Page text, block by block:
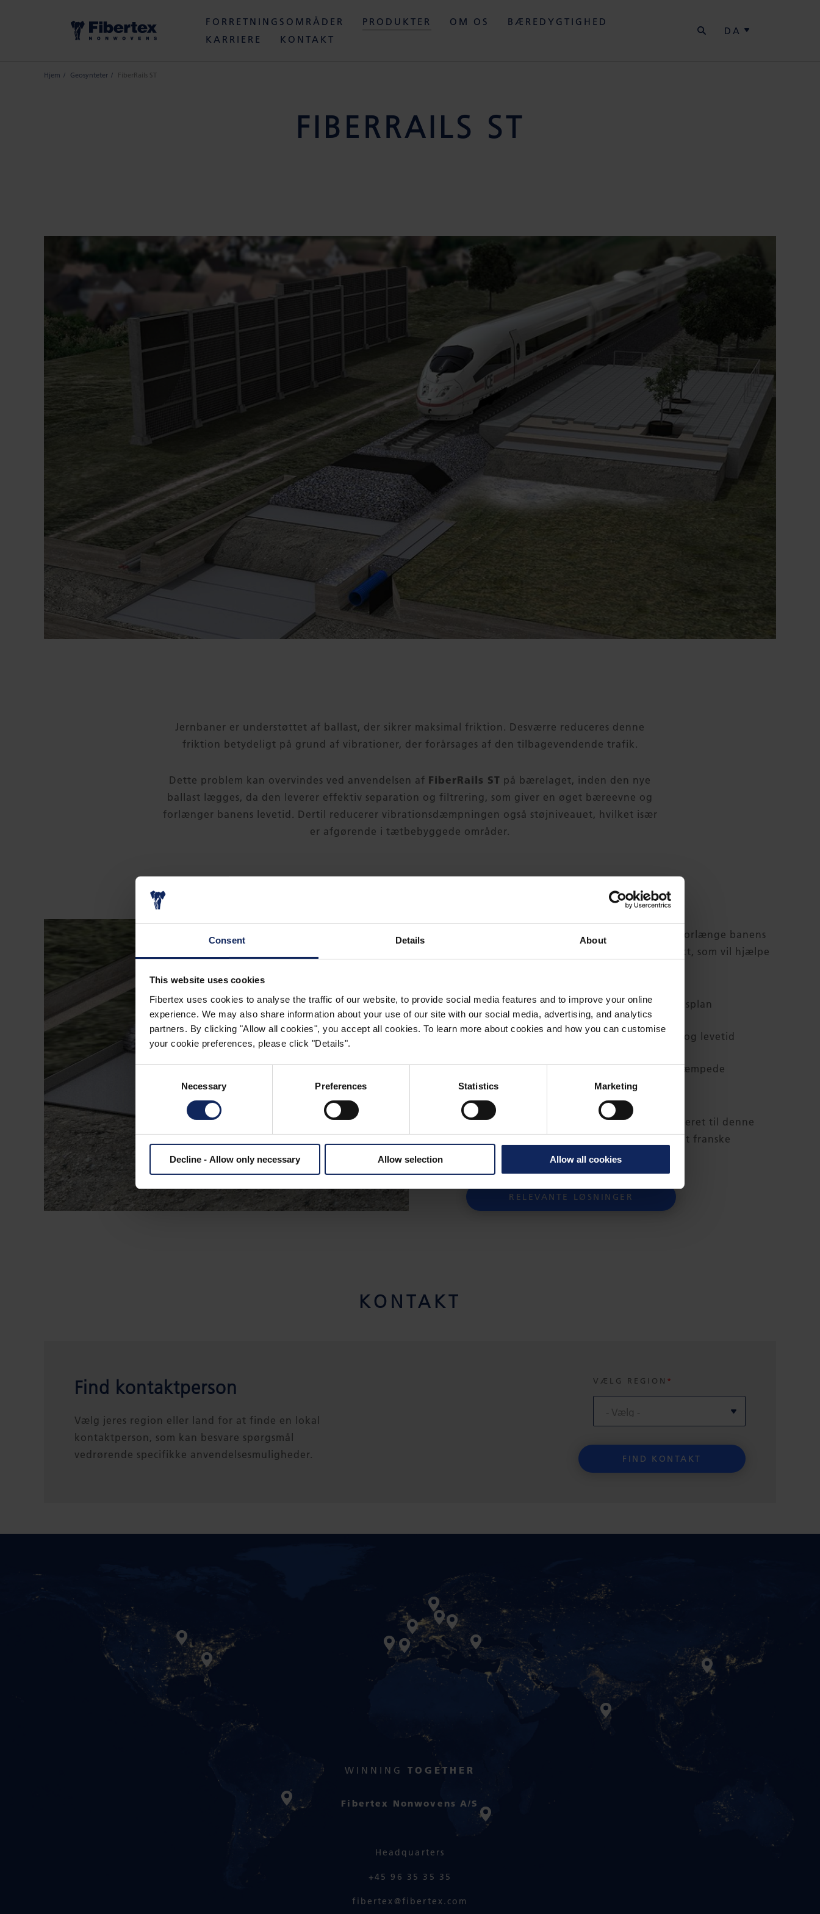
Consent Details About
This website uses cookies
Fibertex uses cookies to analyse the traffic of our website, to provide social media features and to improve your online
experience. We may also share information about your use of our site with our social media, advertising, and analytics
partners. By clicking "Allow all cookies", you accept all cookies. To learn more about cookies and how you can customise
your cookie preferences, please click "Details".
Necessary Preferences Statistics Marketing
Decline - Allow only necessary Allow selection Allow all cookies
FORRETNINGSOMRÅDER PRODUKTER OM OS
BÆREDYGTIGHED
KARRIERE
KONTAKT
DA
Hjem Geosynteter FiberRails ST
FIBERRAILS ST
Jernbaner er understøttet af ballast, der sikrer maksimal friktion. Desværre reduceres denne
friktion betydeligt på grund af vibrationer, der forårsages af den tilbagevendende trafik.
Dette problem kan overvindes ved anvendelsen af FiberRails ST på bærelaget, inden den nye
ballast lægges, da den leverer effektiv separation og filtrering, som giver en øget bæreevne og
forlænger banens levetid. Dertil reducerer vibrationsdæmpningen også støjniveauet, hvilket især
er afgørende i tætbebyggede områder.
vil I være i stand til at forlænge banens
levetid og standse den kritiske pumpeeffekt, som vil hjælpe
Sikre overholdelsen af en pålidelig tidsplan
Forbedre jernbanens vedligeholdelse og levetid
Reducere støjniveauet som følge af dæmpede
vibrationer
FiberRails ST
's slidstyrke er særligt certificeret til denne
anvendelse og var yderligere et krav fra det franske
jernbaneselskab SNCF.
RELEVANTE LØSNINGER
KONTAKT
Find kontaktperson
Vælg jeres region eller land for at finde en lokal
kontaktperson, som kan besvare spørgsmål
vedrørende specifikke anvendelsesmuligheder.
VÆLG REGION
WINNING TOGETHER
Fibertex Nonwovens A/S
Headquarters
+45 96 35 35 35
fibertex@fibertex.com